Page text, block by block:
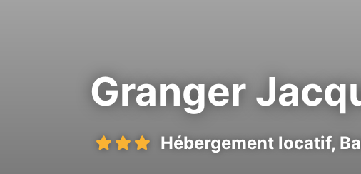
Granger
Hébergement locatif,